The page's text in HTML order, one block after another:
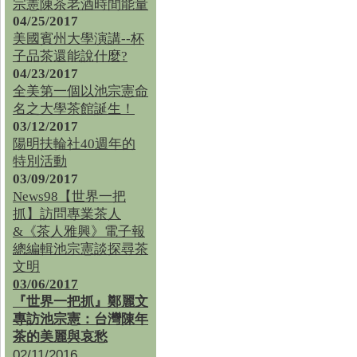
宗憲陳茶老酒時間能量
04/25/2017
美國賓州大學演講--杯
子品茶還能說什麼?
04/23/2017
全美第一個以池宗憲命
名之大學茶館誕生！
03/12/2017
陽明扶輪社40週年的
特別活動
03/09/2017
News98【世界一把
抓】訪問專業茶人
&《茶人雅興》電子報
總編輯池宗憲談探尋茶
文明
03/06/2017
『世界一把抓』鄭麗文
專訪池宗憲：台灣陳年
茶的美麗與哀愁